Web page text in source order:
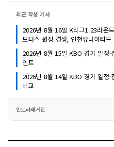
최근 작성 기사
2026년 8월 16일 K리그1 23라운
모터스 원정 경쟁, 인천유나이티드
2026년 8월 15일 KBO 경기 일정
인트
2026년 8월 14일 KBO 경기 일정
비교
인트라매거진